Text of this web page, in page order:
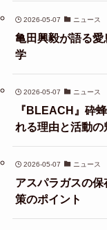
2026-05-07 ニュース
亀田興毅が語る
学
2026-05-07 ニュース
『BLEACH』砕
れる理由と活動の
2026-05-07 ニュース
アスパラガスの
策のポイント